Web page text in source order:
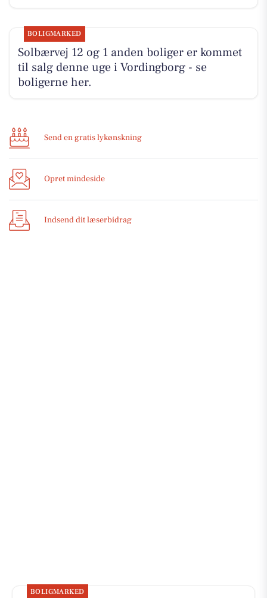
BOLIGMARKED
Solbærvej 12 og 1 anden boliger er kommet
til salg denne uge i Vordingborg - se
boligerne her.
Send en gratis lykønskning
Opret mindeside
Indsend dit læserbidrag
BOLIGMARKED